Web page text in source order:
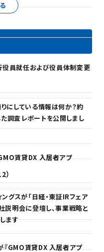
）
員就任および役員体制変更
にしている情報は何か？約
調査レポートを公開しまし
賃貸DX 入居者アプ
グスが「日経・東証IRフェア
説明会に登壇し、事業戦略と
ます
『GMO賃貸DX 入居者アプ